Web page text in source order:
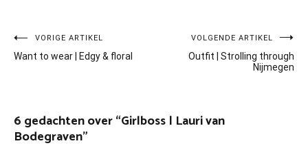
Bericht
navigatie
VORIGE ARTIKEL
Want to wear | Edgy & floral
VOLGENDE ARTIKEL
Outfit | Strolling through
Nijmegen
6 gedachten over “Girlboss | Lauri van
Bodegraven”